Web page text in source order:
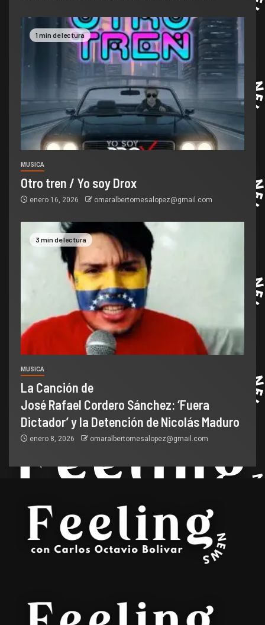
1 min de lectura
MUSICA
Otro tren / Yo soy Drox
enero 16, 2026 omaralbertomesalopez@gmail.com
3 min de lectura
MUSICA
La Canción de
José Rafael Cordero Sánchez: ‘Fuera
Dictador’ y la Detención de Nicolás Maduro
enero 8, 2026 omaralbertomesalopez@gmail.com